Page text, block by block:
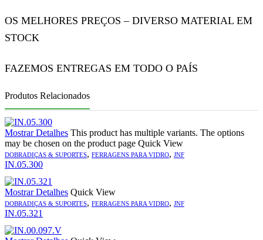
OS MELHORES PREÇOS – DIVERSO MATERIAL EM
STOCK
FAZEMOS ENTREGAS EM TODO O PAÍS
Produtos Relacionados
Mostrar Detalhes This product has multiple variants. The options
may be chosen on the product page Quick View
DOBRADIÇAS & SUPORTES, FERRAGENS PARA VIDRO, JNF
IN.05.300
Mostrar Detalhes Quick View
DOBRADIÇAS & SUPORTES, FERRAGENS PARA VIDRO, JNF
IN.05.321